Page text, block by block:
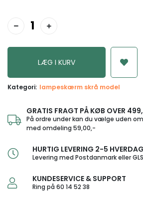
Kategori: lampeskærm skrå model
GRATIS FRAGT PÅ KØB OVER
På ordre under kan du vælge uden
med omdeling 59,00,-
HURTIG LEVERING 2-5
Levering med Postdanmark eller GLS
KUNDESERVICE & SUPPORT
Ring på 60 14 52 38